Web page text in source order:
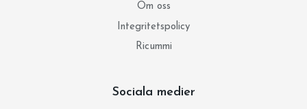
Om oss
Integritetspolicy
Ricummi
Sociala medier